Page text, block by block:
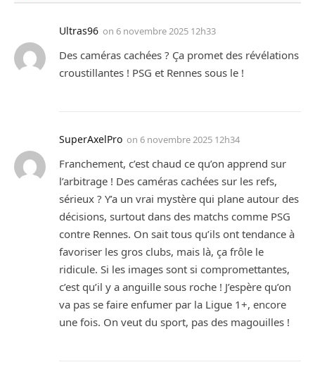
Ultras96 on 6 novembre 2025 12h33
Des caméras cachées ? Ça promet des révélations
croustillantes ! PSG et Rennes sous le !
SuperAxelPro on 6 novembre 2025 12h34
Franchement, c’est chaud ce qu’on apprend sur
l’arbitrage ! Des caméras cachées sur les refs,
sérieux ? Y’a un vrai mystère qui plane autour des
décisions, surtout dans des matchs comme PSG
contre Rennes. On sait tous qu’ils ont tendance à
favoriser les gros clubs, mais là, ça frôle le
ridicule. Si les images sont si compromettantes,
c’est qu’il y a anguille sous roche ! J’espère qu’on
va pas se faire enfumer par la Ligue 1+, encore
une fois. On veut du sport, pas des magouilles !